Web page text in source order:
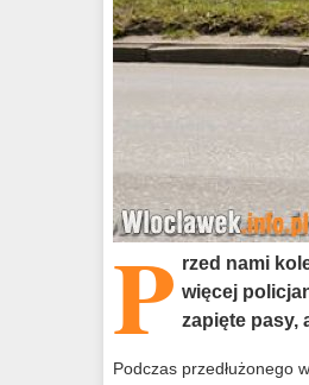
P rzed nami
więcej
zapięte pasy,
Podczas przedłużonego